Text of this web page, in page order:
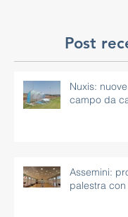
Post
Nuxis:
campo da
Assemini:
palestra